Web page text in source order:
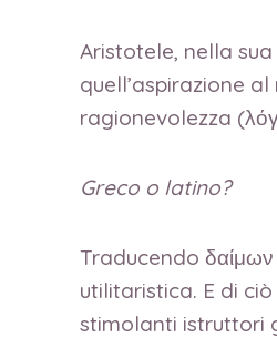
Aristotele, nella sua
quell’aspirazione
ragionevolezza
Greco o latino?
Traducendo
utilitaristica. E di
stimolanti istruttori